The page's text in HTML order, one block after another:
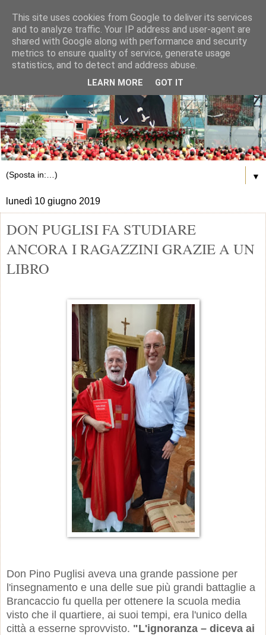
▼
lunedì 10 giugno 2019
DON PUGLISI FA STUDIARE
ANCORA I RAGAZZINI GRAZIE A UN
LIBRO
Don Pino Puglisi aveva una grande passione per
l'insegnamento e una delle sue più grandi battaglie a
Brancaccio fu quella per ottenere la scuola media
visto che il quartiere, ai suoi tempi, era l'unico della
città a esserne sprovvisto. "L'ignoranza – diceva ai
This site uses cookies from Google to deliver its services
and to analyze traffic. Your IP address and user-agent are
shared with Google along with performance and security
metrics to ensure quality of service, generate usage
statistics, and to detect and address abuse.
LEARN MORE GOT IT